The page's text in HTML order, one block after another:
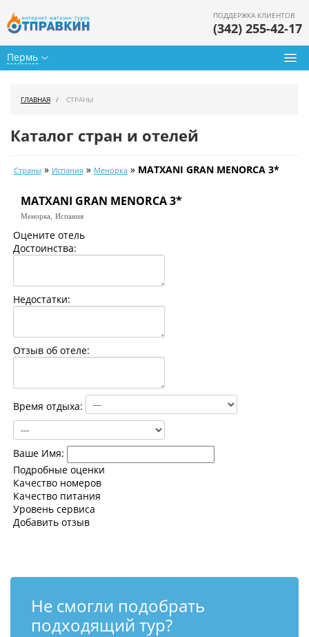
Пермь
ПОДДЕРЖКА КЛИЕНТОВ
(342) 255-42-17
Календарь туров
Цены дня
Страны
ГЛАВНАЯ СТРАНЫ
Каталог стран и отелей
Страны » Испания » Менорка » MATXANI GRAN MENORCA 3*
MATXANI GRAN MENORCA 3*
Менорка, Испания
Оцените отель
Достоинства:
Недостатки:
Отзыв об отеле:
Время отдыха:
Ваше Имя:
Подробные оценки
Качество номеров
Качество питания
Уровень сервиса
Добавить отзыв
Не смогли подобрать
подходящий тур?